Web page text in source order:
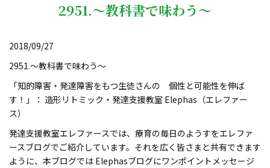
2951.～教科書で味わう～
2018/09/27
2951.～教科書で味わう～
「知的障害・発達障害をもつ生徒さんの 個性と可能性を伸ば
す！」： 造形リトミック・発達支援教室 Elephas（エレファー
ス）
発達支援教室エレファースでは、療育の毎日のようすをエレファ
ースブログでご紹介しています。それを広く皆さまと共有できます
ように、本ブログでは Elephasブログにワンポイントメッセージ